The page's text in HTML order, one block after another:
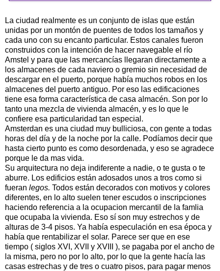
La ciudad realmente es un conjunto de islas que están
unidas por un montón de puentes de todos los tamaños y
cada uno con su encanto particular. Estos canales fueron
construidos con la intención de hacer navegable el río
Amstel y para que las mercancías llegaran directamente a
los almacenes de cada naviero o gremio sin necesidad de
descargar en el puerto, porque había muchos robos en los
almacenes del puerto antiguo. Por eso las edificaciones
tiene esa forma característica de casa almacén. Son por lo
tanto una mezcla de vivienda almacén, y es lo que le
confiere esa particularidad tan especial.
Amsterdan es una ciudad muy bulliciosa, con gente a todas
horas del día y de la noche por la calle. Podíamos decir que
hasta cierto punto es como desordenada, y eso se agradece
porque le da mas vida.
Su arquitectura no deja indiferente a nadie, o te gusta o te
aburre. Los edificios están adosados unos a tros como si
fueran legos. Todos están decorados con motivos y colores
diferentes, en lo alto suelen tener escudos o inscripciones
haciendo referencia a la ocupacion mercantil de la famlia
que ocupaba la vivienda. Eso sí son muy estrechos y de
alturas de 3-4 pisos. Ya había especulación en esa época y
había que rentabilizar el solar. Parece ser que en ese
tiempo ( siglos XVI, XVII y XVIII ), se pagaba por el ancho de
la misma, pero no por lo alto, por lo que la gente hacía las
casas estrechas y de tres o cuatro pisos, para pagar menos